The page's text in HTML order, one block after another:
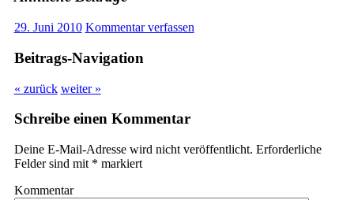
29. Juni 2010 Kommentar verfassen
Beitrags-Navigation
« zurück weiter »
Schreibe einen Kommentar
Deine E-Mail-Adresse wird nicht veröffentlicht. Erforderliche
Felder sind mit * markiert
Kommentar